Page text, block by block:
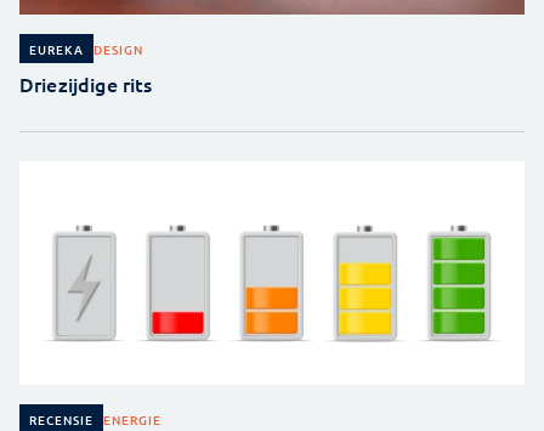
EUREKA DESIGN
Driezijdige rits
RECENSIE ENERGIE